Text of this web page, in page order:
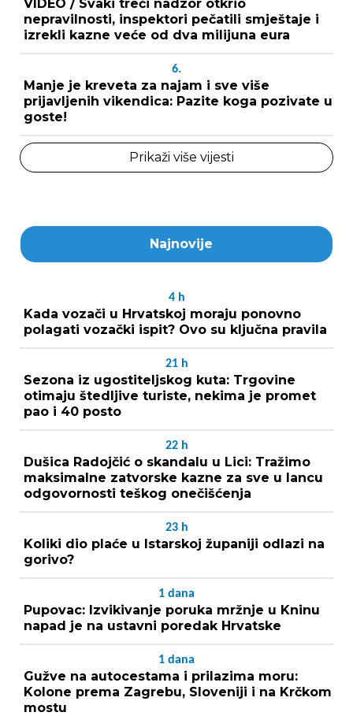
VIDEO / Svaki treći nadzor otkrio
nepravilnosti, inspektori pečatili smještaje i
izrekli kazne veće od dva milijuna eura
6.
Manje je kreveta za najam i sve više
prijavljenih vikendica: Pazite koga pozivate u
goste!
Prikaži više vijesti
Najnovije
4 h
Kada vozači u Hrvatskoj moraju ponovno
polagati vozački ispit? Ovo su ključna pravila
21 h
Sezona iz ugostiteljskog kuta: Trgovine
otimaju štedljive turiste, nekima je promet
pao i 40 posto
22 h
Dušica Radojčić o skandalu u Lici: Tražimo
maksimalne zatvorske kazne za sve u lancu
odgovornosti teškog onečišćenja
23 h
Koliki dio plaće u Istarskoj županiji odlazi na
gorivo?
1 dana
Pupovac: Izvikivanje poruka mržnje u Kninu
napad je na ustavni poredak Hrvatske
1 dana
Gužve na autocestama i prilazima moru:
Kolone prema Zagrebu, Sloveniji i na Krčkom
mostu